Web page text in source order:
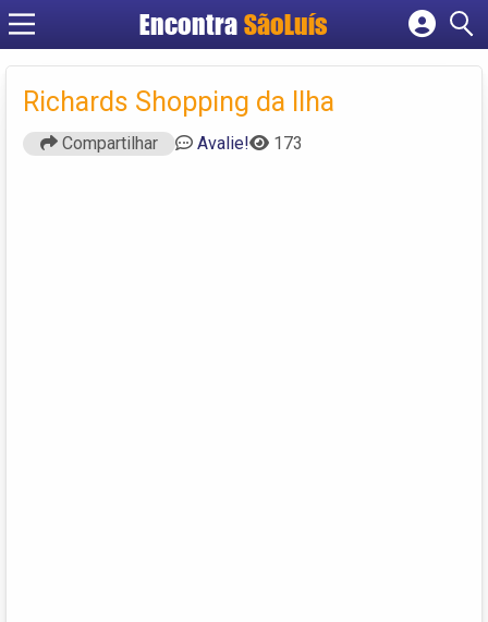
Encontra SãoLuís
Cadastrar empresa
Criar conta
Richards Shopping da Ilha
Compartilhar Avalie! 173